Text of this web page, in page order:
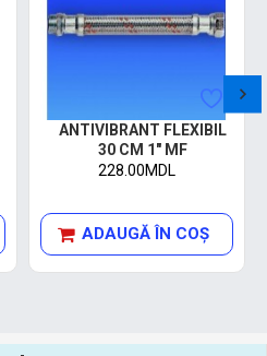
ANTIVIBRANT FLEXIBIL
30 CM 1" MF
228.00MDL
ADAUGĂ ÎN COŞ